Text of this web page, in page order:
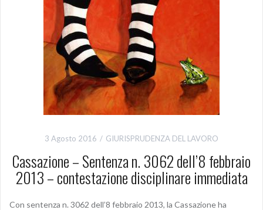
3 Agosto 2016 GIURISPRUDENZA DEL LAVORO
Cassazione – Sentenza n. 3062 dell’8 febbraio
2013 – contestazione disciplinare immediata
Con sentenza n. 3062 dell’8 febbraio 2013, la Cassazione ha